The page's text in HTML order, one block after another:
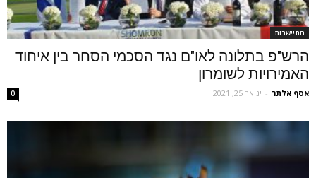
התיישבות
הרש"פ בתלונה לאו"ם נגד הסכמי הסחר בין איחוד
האמירויות לשומרון
אסף אלתר - ינואר 25, 2021 0